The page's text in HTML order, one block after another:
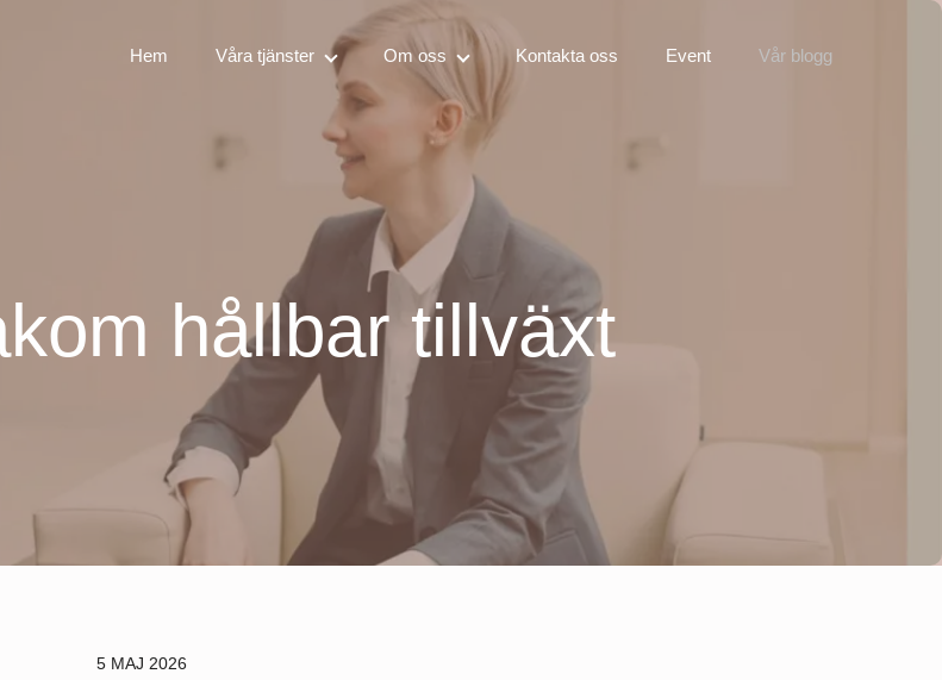
Hem Våra tjänster Om oss Kontakta oss Event Vår blogg
hållbar tillväxt
5 MAJ 2026